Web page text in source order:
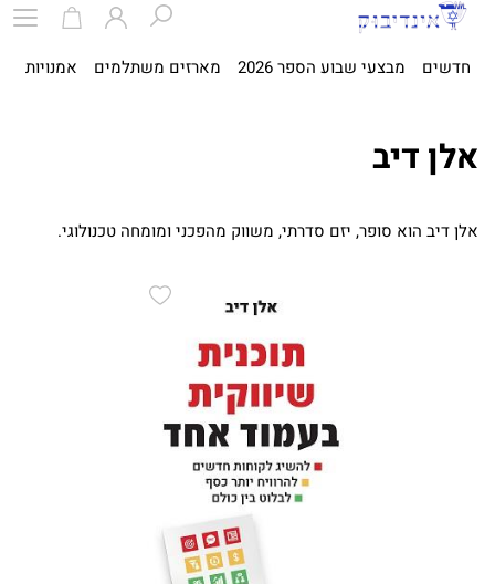
חדשים מבצעי שבוע הספר 2026 מארזים משתלמים אמנויות
אלן דיב
אלןדיב הוא סופר, יזם סדרתי, משווק מהפכניומומחה טכנולוגי.